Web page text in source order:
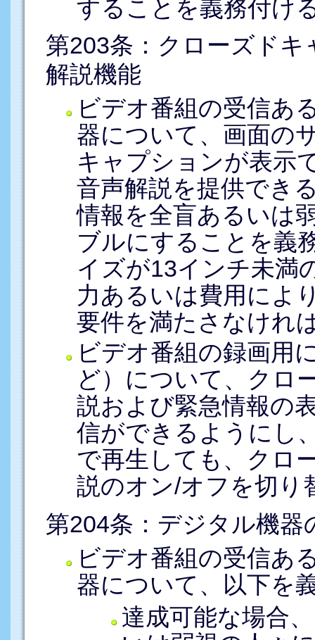
することを義務付け
第203条：クローズド
解説機能
ビデオ番組の受信あ
器について、画面の
キャプションが表示
音声解説を提供でき
情報を全盲あるいは
ブルにすることを義
イズが13インチ未満
力あるいは費用によ
要件を満たさなけれ
ビデオ番組の録画用
ど）について、クロ
説および緊急情報の
信ができるようにし
で再生しても、クロ
説のオン/オフを切り
第204条：デジタル機
ビデオ番組の受信あ
器について、以下を
達成可能な場合